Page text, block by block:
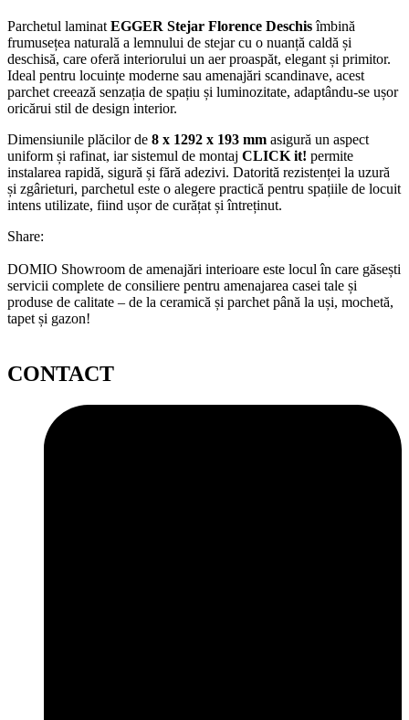
Parchetul laminat EGGER Stejar Florence Deschisîmbină
frumusețea naturală a lemnului de stejar cu o nuanță caldă și
deschisă, care oferă interiorului un aer proaspăt, elegant și primitor.
Ideal pentru locuințe moderne sau amenajări scandinave, acest
parchet creează senzația de spațiu și luminozitate, adaptându-se ușor
oricărui stil de design interior.
Dimensiunile plăcilor de 8 x 1292 x 193 mm asigură un aspect
uniform și rafinat, iar sistemul de montaj CLICK it! permite
instalarea rapidă, sigură și fără adezivi. Datorită rezistenței la uzură
și zgârieturi, parchetul este o alegere practică pentru spațiile de locuit
intens utilizate, fiind ușor de curățat și întreținut.
Share:
DOMIO Showroom de amenajări interioare este locul în care găsești
servicii complete de consiliere pentru amenajarea casei tale și
produse de calitate – de la ceramică și parchet până la uși, mochetă,
tapet și gazon!
CONTACT